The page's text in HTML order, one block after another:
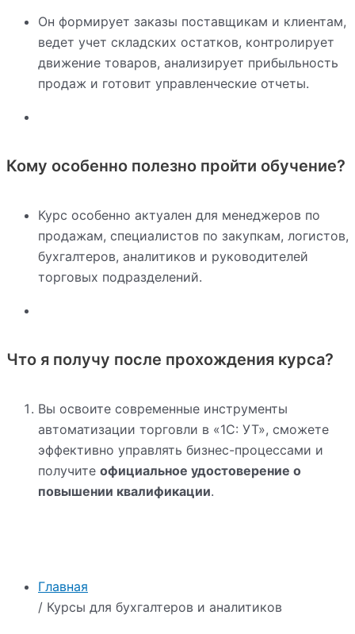
Главная
/ Курсы для бухгалтеров и аналитиков
Он формирует заказы поставщикам и клиентам,
ведет учет складских остатков, контролирует
движение товаров, анализирует прибыльность
продаж и готовит управленческие отчеты.
Кому особенно полезно пройти обучение?
Курс особенно актуален для менеджеров по
продажам, специалистов по закупкам, логистов,
бухгалтеров, аналитиков и руководителей
торговых подразделений.
Что я получу после прохождения курса?
Вы освоите современные инструменты
автоматизации торговли в «1С: УТ», сможете
эффективно управлять бизнес-процессами и
получите официальное удостоверение о
повышении квалификации.